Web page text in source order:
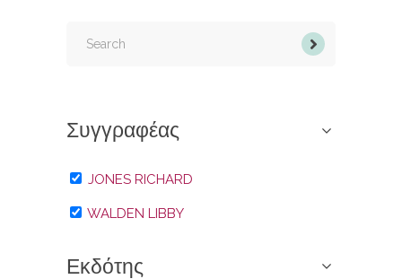
Συγγραφέας
JONES RICHARD
WALDEN LIBBY
Εκδότης